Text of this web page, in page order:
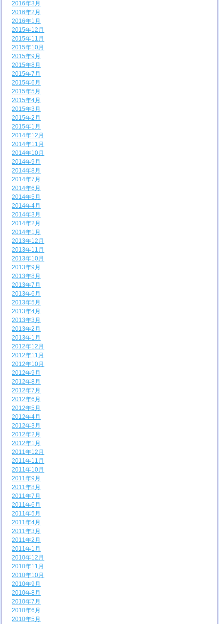
2016年3月
2016年2月
2016年1月
2015年12月
2015年11月
2015年10月
2015年9月
2015年8月
2015年7月
2015年6月
2015年5月
2015年4月
2015年3月
2015年2月
2015年1月
2014年12月
2014年11月
2014年10月
2014年9月
2014年8月
2014年7月
2014年6月
2014年5月
2014年4月
2014年3月
2014年2月
2014年1月
2013年12月
2013年11月
2013年10月
2013年9月
2013年8月
2013年7月
2013年6月
2013年5月
2013年4月
2013年3月
2013年2月
2013年1月
2012年12月
2012年11月
2012年10月
2012年9月
2012年8月
2012年7月
2012年6月
2012年5月
2012年4月
2012年3月
2012年2月
2012年1月
2011年12月
2011年11月
2011年10月
2011年9月
2011年8月
2011年7月
2011年6月
2011年5月
2011年4月
2011年3月
2011年2月
2011年1月
2010年12月
2010年11月
2010年10月
2010年9月
2010年8月
2010年7月
2010年6月
2010年5月